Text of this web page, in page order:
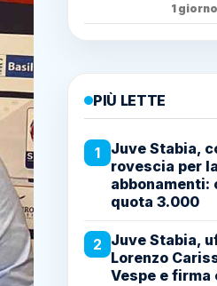
1
PIÙ LETTE
1
Juve Stabia,
rovescia per
abbonamenti:
quota 3.000
2 Juve Stabia,
Lorenzo
Vespe e firma